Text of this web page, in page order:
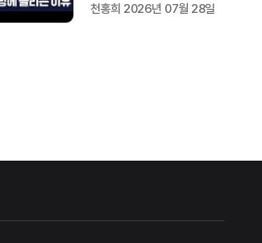
지방이 주도한 투자..'유
천홍희 2026년 07월 28일